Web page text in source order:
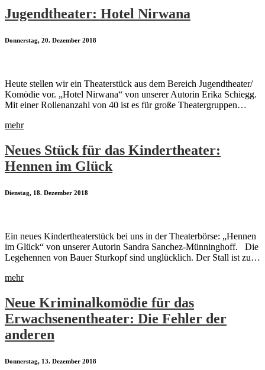
Jugendtheater: Hotel Nirwana
Donnerstag, 20. Dezember 2018
Heute stellen wir ein Theaterstück aus dem Bereich Jugendtheater/
Komödie vor. „Hotel Nirwana“ von unserer Autorin Erika Schiegg.
Mit einer Rollenanzahl von 40 ist es für große Theatergruppen…
mehr
Neues Stück für das Kindertheater:
Hennen im Glück
Dienstag, 18. Dezember 2018
Ein neues Kindertheaterstück bei uns in der Theaterbörse: „Hennen
im Glück“ von unserer Autorin Sandra Sanchez-Münninghoff. Die
Legehennen von Bauer Sturkopf sind unglücklich. Der Stall ist zu…
mehr
Neue Kriminalkomödie für das
Erwachsenentheater: Die Fehler der
anderen
Donnerstag, 13. Dezember 2018